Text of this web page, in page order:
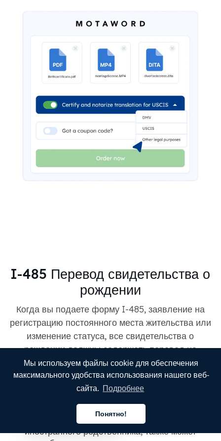
Мы используем файлы cookie для обеспечения
максимального удобства использования нашего веб-
сайта. Подробнее
Понятно!
I-485 Перевод свидетельства о
рождении
Когда вы подаете форму I-485, заявление на
регистрацию постоянного места жительства или
изменение статуса, все свидетельства о
рождении должны содержать перевод на
английский язык. MotaWord предлагает услуги
перевода свидетельства о рождении I-485 со
многих языков, включая португальский, турецкий,
итальянский, арабский и русский.
Для подачи формы I-130, или ходатайство для
иностранного родственника, также может
Русский